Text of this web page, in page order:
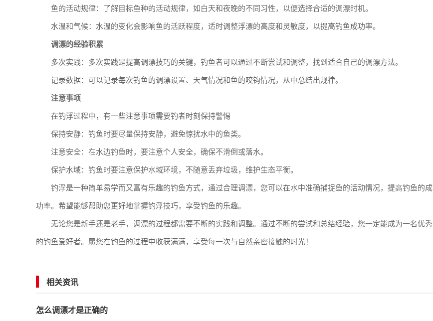
鱼的活动规律：了解目标鱼种的活动规律，如白天和夜晚的不同习性，以便选择合适的调漂时机。
水温和气候：水温的变化会影响鱼的活跃程度，适时调整浮漂的高度和灵敏度，以提高钓鱼成功率。
调漂的经验积累
多次实践：多次实践是提高调漂技巧的关键，钓鱼者可以通过不断尝试和调整，找到适合自己的调漂方法。
记录数据：可以记录每次钓鱼的调漂设置、天气情况和鱼的咬钩情况，从中总结出规律。
注意事项
在钓浮过程中，有一些注意事项需要钓者时刻保持警惕
保持安静：钓鱼时要尽量保持安静，避免惊扰水中的鱼类。
注意安全：在水边钓鱼时，要注意个人安全，确保不滑倒或落水。
保护水域：钓鱼时要注意保护水域环境，不随意丢弃垃圾，维护生态平衡。
钓浮是一种简单易学而又富有乐趣的钓鱼方式，通过合理调漂，您可以在水中准确捕捉鱼的活动情况，提高钓鱼的成
功率。希望能够帮助您更好地掌握钓浮技巧，享受钓鱼的乐趣。
无论您是新手还是老手，调漂的过程都需要不断的实践和调整。通过不断的尝试和总结经验，您一定能成为一名优秀
的钓鱼爱好者。愿您在钓鱼的过程中收获满满，享受每一次与自然亲密接触的时光！
相关资讯
怎么调漂才是正确的